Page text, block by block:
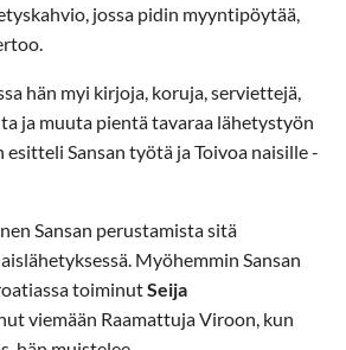
jossa pidin myyntipöytää,
hän myi kirjoja, koruja, serviettejä,
ja muuta pientä tavaraa lähetystyön
esitteli Sansan työtä ja Toivoa naisille -
Sansan perustamista sitä
Myöhemmin Sansan
toiminutSeija
viemään Raamattuja Viroon, kun